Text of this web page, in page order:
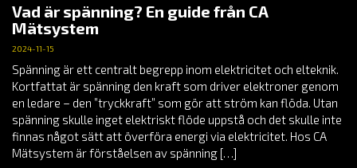
Vad är spänning? En guide från CA
Mätsystem
2024-11-15
Spänning är ett centralt begrepp inom elektricitet och elteknik.
Kortfattat är spänning den kraft som driver elektroner genom
en ledare – den ”tryckkraft” som gör att ström kan flöda. Utan
spänning skulle inget elektriskt flöde uppstå och det skulle inte
finnas något sätt att överföra energi via elektricitet. Hos CA
Mätsystem är förståelsen av spänning […]